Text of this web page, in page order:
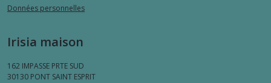
Données personnelles
Irisia maison
162 IMPASSE PRTE SUD
30130 PONT SAINT ESPRIT